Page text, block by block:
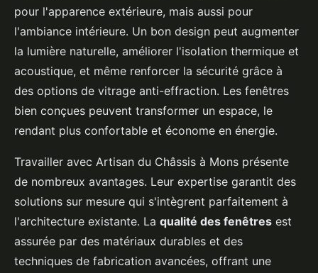
pour l'apparence extérieure, mais aussi pour
l'ambiance intérieure. Un bon design peut augmenter
la lumière naturelle, améliorer l'isolation thermique et
acoustique, et même renforcer la sécurité grâce à
des options de vitrage anti-effraction. Les fenêtres
bien conçues peuvent transformer un espace, le
rendant plus confortable et économe en énergie.
Travailler avec Artisan du Châssis à Mons présente
de nombreux avantages. Leur expertise garantit des
solutions sur mesure qui s'intègrent parfaitement à
l'architecture existante. La qualité des fenêtres est
assurée par des matériaux durables et des
techniques de fabrication avancées, offrant une